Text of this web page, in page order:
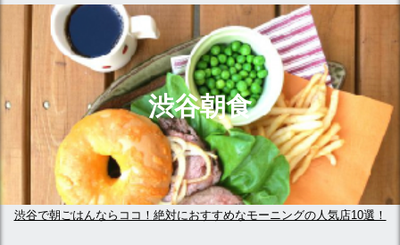
渋谷朝食
渋谷で朝ごはんならココ！絶対におすすめなモーニングの人気店10選！